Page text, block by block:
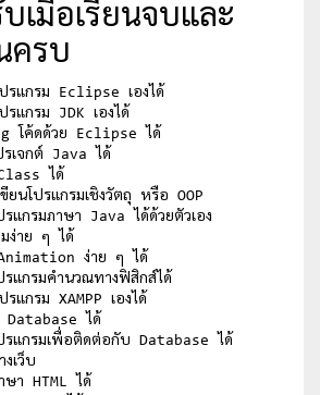
เมื่อเรียนจบและ
ครบ
ปรแกรม Eclipse เองได้
รแกรม JDK เองได้
โค้ดด้วย Eclipse ได้
รเจกต์ Java ได้
ได้
ขียนโปรแกรมเชิงวัตถุ หรือ OOP
รแกรมภาษา Java ได้ด้วยตัวเอง
มง่าย ๆ ได้
Animation ง่าย ๆ ได้
รแกรมคำนวณทางฟิสิกส์ได้
รแกรม XAMPP เองได้
Database ได้
ปรแกรมเพื่อติดต่อกับ Database ได้
งเว็บ
ษา HTML ได้